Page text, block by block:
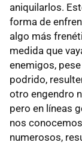
aniquilarlos.
forma de
algo más
medida que
enemigos,
podrido,
otro engendro
pero en líneas
nos
numerosos,